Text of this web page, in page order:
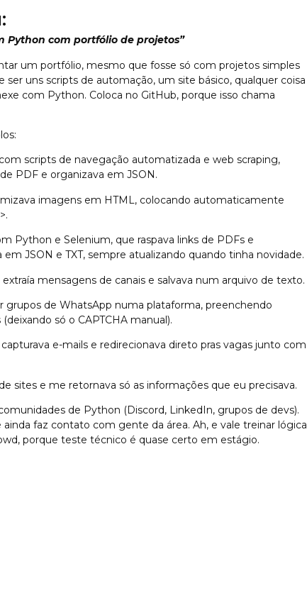
Python com portfólio de projetos”
um portfólio, mesmo que fosse só com projetos simples
ser uns scripts de automação, um site básico, qualquer coisa
com Python. Coloca no GitHub, porque isso chama
scripts de navegação automatizada e web scraping,
PDF e organizava em JSON.
imagens em HTML, colocando automaticamente
Python e Selenium, que raspava links de PDFs e
JSON e TXT, sempre atualizando quando tinha novidade.
mensagens de canais e salvava num arquivo de texto.
grupos de WhatsApp numa plataforma, preenchendo
só o CAPTCHA manual).
e-mails e redirecionava direto pras vagas junto com
sites e me retornava só as informações que eu precisava.
de Python (Discord, LinkedIn, grupos de devs).
faz contato com gente da área. Ah, e vale treinar lógica
porque teste técnico é quase certo em estágio.